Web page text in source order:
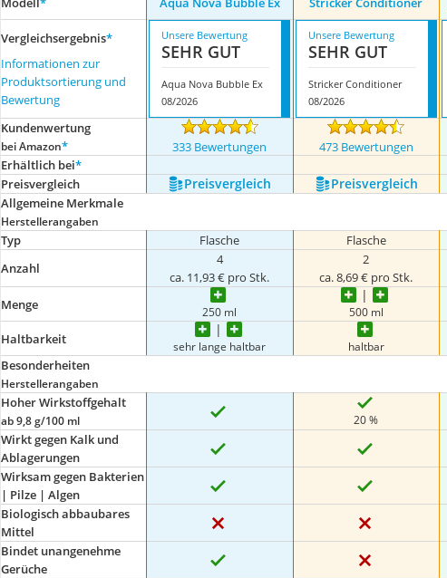
Vergleichsergebnis*
Informationen zur
Produktsortierung und
Bewertung
Unsere Bewertung
SEHR GUT
Aqua Nova Bubble Ex
08/2026
Unsere Bewertung
SEHR GUT
Stricker Conditioner
08/2026
Kundenwertung
bei Amazon* 333 Bewertungen 473 Bewertungen
Erhältlich bei*
Preis­vergleich
Preis­vergleich Preis­vergleich
Allgemeine Merkmale
Herstellerangaben
Typ Flasche Flasche
Anzahl
4
ca. 11,93 € pro Stk.
2
ca. 8,69 € pro Stk.
Menge
250 ml 500 ml
Haltbarkeit sehr lange haltbar haltbar
Besonderheiten
Herstellerangaben
Hoher Wirkstoffgehalt
ab 9,8 g/100 ml 20 %
Wirkt gegen Kalk und
Ablagerungen
Wirksam gegen Bakterien
| Pilze | Algen
Biologisch abbaubares
Mittel
Bindet unangenehme
Gerüche